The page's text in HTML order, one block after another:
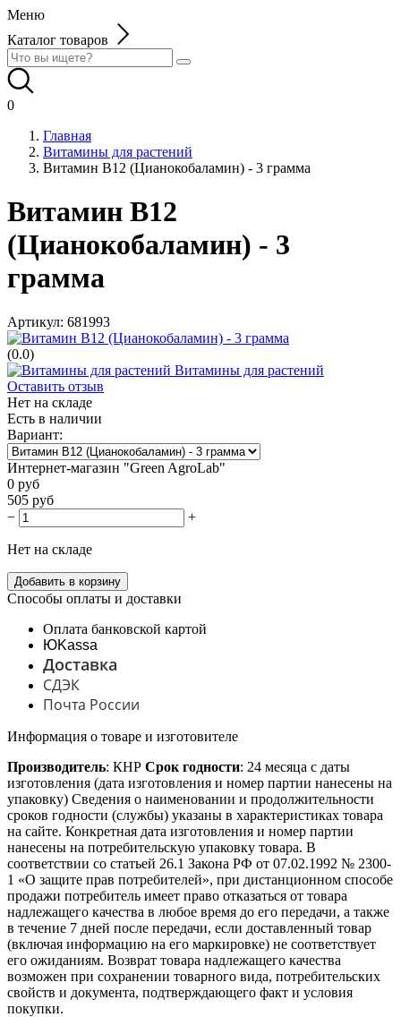
Меню
Каталог товаров
0
Главная
Витамины для растений
Витамин В12 (Цианокобаламин) - 3 грамма
Витамин В12
(Цианокобаламин) - 3
грамма
Артикул: 681993
(0.0)
Витамины для растений
Оставить отзыв
Нет на складе
Есть в наличии
Вариант:
Интернет-магазин "Green AgroLab"
0 руб
505 руб
−
+
Нет на складе
Добавить в корзину
Способы оплаты и доставки
Оплата банковской картой
ЮKassa
Доставка
СДЭК
Почта России
Информация о товаре и изготовителе
Производитель: КНР Срок годности: 24 месяца с даты
изготовления (дата изготовления и номер партии нанесены на
упаковку) Сведения о наименовании и продолжительности
сроков годности (службы) указаны в характеристиках товара
на сайте. Конкретная дата изготовления и номер партии
нанесены на потребительскую упаковку товара. В
соответствии со статьей 26.1 Закона РФ от 07.02.1992 № 2300-
1 «О защите прав потребителей», при дистанционном способе
продажи потребитель имеет право отказаться от товара
надлежащего качества в любое время до его передачи, а также
в течение 7 дней после передачи, если доставленный товар
(включая информацию на его маркировке) не соответствует
его ожиданиям. Возврат товара надлежащего качества
возможен при сохранении товарного вида, потребительских
свойств и документа, подтверждающего факт и условия
покупки.